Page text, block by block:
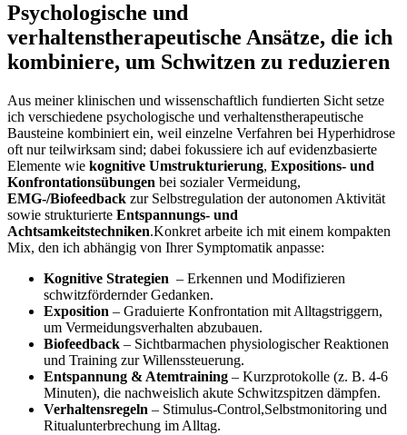
Psychologische und
verhaltenstherapeutische Ansätze, die ich
kombiniere, um ‌Schwitzen zu reduzieren
Aus meiner klinischen und wissenschaftlich fundierten Sicht setze
ich⁢ verschiedene psychologische und verhaltenstherapeutische
Bausteine kombiniert ein, weil einzelne Verfahren bei Hyperhidrose
oft nur teilwirksam sind; dabei ‌fokussiere ich auf evidenzbasierte
‍Elemente wie kognitive Umstrukturierung,⁣ Expositions‑ ‍und
Konfrontationsübungen bei sozialer⁢ Vermeidung,
EMG‑/Biofeedback zur Selbstregulation⁤ der autonomen Aktivität
‍sowie strukturierte Entspannungs- und
Achtsamkeitstechniken.Konkret arbeite ich mit einem kompakten
Mix, den ich abhängig von Ihrer Symptomatik ⁢anpasse:
Kognitive Strategien ​ – Erkennen und Modifizieren
schwitzfördernder Gedanken.
Exposition – Graduierte Konfrontation⁤ mit Alltagstriggern,
um Vermeidungsverhalten abzubauen.
Biofeedback – Sichtbarmachen physiologischer Reaktionen
und Training‍ zur Willenssteuerung.
Entspannung & Atemtraining – Kurzprotokolle (z. B. 4-6
Minuten), die nachweislich akute Schwitzspitzen dämpfen.
Verhaltensregeln – Stimulus‑Control,Selbstmonitoring und
Ritualunterbrechung im Alltag.